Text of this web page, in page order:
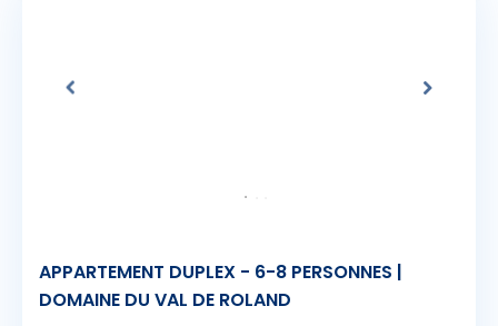
APPARTEMENT DUPLEX - 6-8 PERSONNES |
DOMAINE DU VAL DE ROLAND